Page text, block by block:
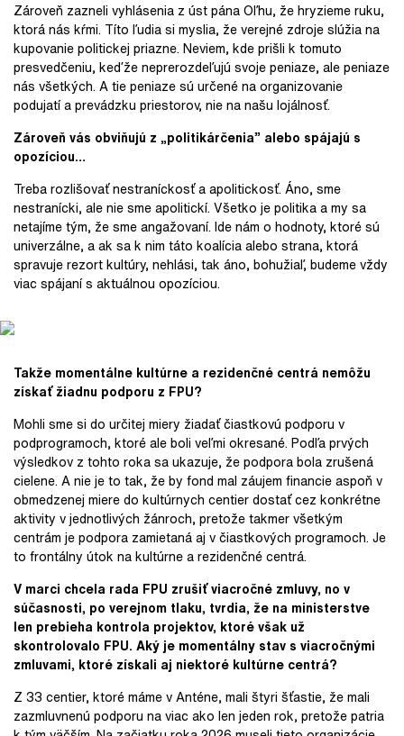
Zároveň zazneli vyhlásenia z úst pána Oľhu, že hryzieme ruku,
ktorá nás kŕmi. Títo ľudia si myslia, že verejné zdroje slúžia na
kupovanie politickej priazne. Neviem, kde prišli k tomuto
presvedčeniu, keďže neprerozdeľujú svoje peniaze, ale peniaze
nás všetkých. A tie peniaze sú určené na organizovanie
podujatí a prevádzku priestorov, nie na našu lojálnosť.
Zároveň vás obviňujú z „politikárčenia” alebo spájajú s
opozíciou…
Treba rozlišovať nestraníckosť a apolitickosť. Áno, sme
nestranícki, ale nie sme apolitickí. Všetko je politika a my sa
netajíme tým, že sme angažovaní. Ide nám o hodnoty, ktoré sú
univerzálne, a ak sa k nim táto koalícia alebo strana, ktorá
spravuje rezort kultúry, nehlási, tak áno, bohužiaľ, budeme vždy
viac spájaní s aktuálnou opozíciou.
Takže momentálne kultúrne a rezidenčné centrá nemôžu
získať žiadnu podporu z FPU?
Mohli sme si do určitej miery žiadať čiastkovú podporu v
podprogramoch, ktoré ale boli veľmi okresané. Podľa prvých
výsledkov z tohto roka sa ukazuje, že podpora bola zrušená
cielene. A nie je to tak, že by fond mal záujem financie aspoň v
obmedzenej miere do kultúrnych centier dostať cez konkrétne
aktivity v jednotlivých žánroch, pretože takmer všetkým
centrám je podpora zamietaná aj v čiastkových programoch. Je
to frontálny útok na kultúrne a rezidenčné centrá.
V marci chcela rada FPU zrušiť viacročné zmluvy, no v
súčasnosti, po verejnom tlaku, tvrdia, že na ministerstve
len prebieha kontrola projektov, ktoré však už
skontrolovalo FPU. Aký je momentálny stav s viacročnými
zmluvami, ktoré získali aj niektoré kultúrne centrá?
Z 33 centier, ktoré máme v Anténe, mali štyri šťastie, že mali
zazmluvnenú podporu na viac ako len jeden rok, pretože patria